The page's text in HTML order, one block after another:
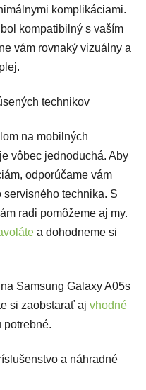
komplikáciami.
kompatibilný s vaším
vám rovnaký vizuálny a
technikov
na mobilných
vôbec jednoduchá. Aby
odporúčame vám
technika. S
radi pomôžeme aj my.
a dohodneme si
Samsung Galaxy A05s
si zaobstarať aj vhodné
potrebné.
a náhradné